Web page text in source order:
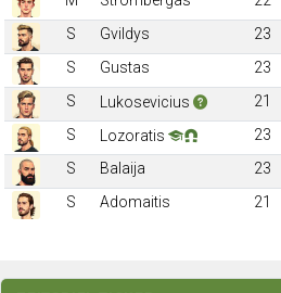
S
Gvildys 23
S
Gustas 23
S
Lukosevicius 21
S
Lozoratis 23
S
Balaija 23
S
Adomaitis 21